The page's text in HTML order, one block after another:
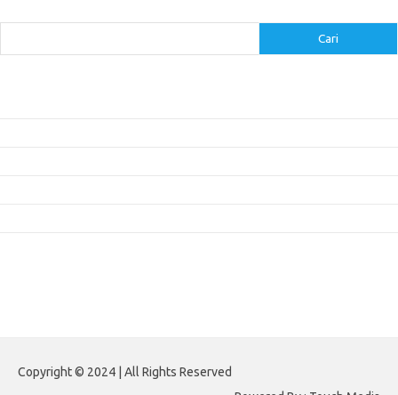
Cari
Copyright © 2024 | All Rights Reserved